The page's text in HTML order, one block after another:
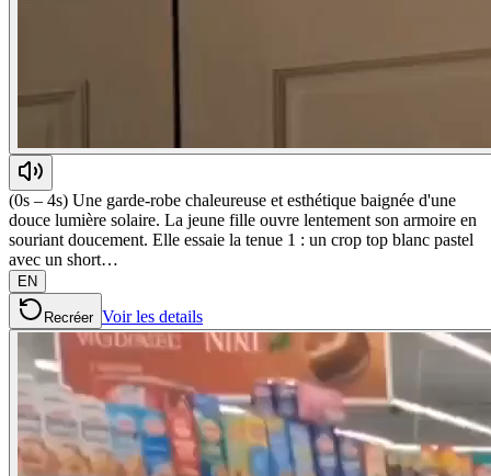
(0s – 4s) Une garde-robe chaleureuse et esthétique baignée d'une
douce lumière solaire. La jeune fille ouvre lentement son armoire en
souriant doucement. Elle essaie la tenue 1 : un crop top blanc pastel
avec un short…
EN
Recréer Voir les details